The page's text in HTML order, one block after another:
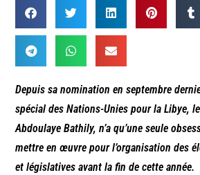
Depuis sa nomination en septembre
spécial des Nations-Unies pour la Libye,
Abdoulaye Bathily, n’a qu’une seule
mettre en œuvre pour l’organisation des
et législatives avant la fin de cette année.